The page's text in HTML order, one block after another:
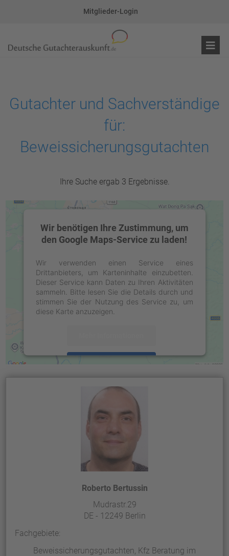
Mitglieder-Login
Gutachter und Sachverständige
für:
Beweissicherungsgutachten
Ihre Suche ergab 3 Ergebnisse.
Wir benötigen Ihre Zustimmung, um
den Google Maps-Service zu laden!
Wir verwenden einen Service eines
Drittanbieters, um Karteninhalte einzubetten.
Dieser Service kann Daten zu Ihren Aktivitäten
sammeln. Bitte lesen Sie die Details durch und
stimmen Sie der Nutzung des Service zu, um
diese Karte anzuzeigen.
Management Platform&
Roberto Bertussin
Mudrastr.29
DE - 12249 Berlin
Fachgebiete:
Beweissicherungsgutachten, Kfz Beratung im